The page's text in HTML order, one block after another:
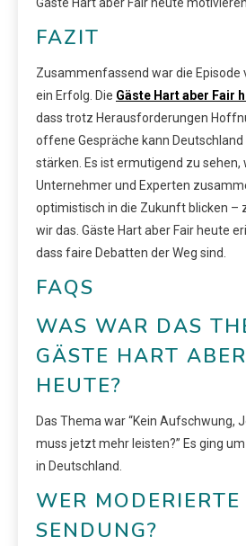
FAZIT
Zusammenfassend war die Episode
ein Erfolg. Die Gäste Hart aber Fair
dass trotz Herausforderungen
offene Gespräche kann
stärken. Es ist ermutigend zu sehen,
Unternehmer und Experten
optimistisch in die Zukunft blicken –
wir das. Gäste Hart aber Fair heute
dass faire Debatten der Weg sind.
FAQS
WAS WAR DAS
GÄSTE HART
HEUTE?
Das Thema war “Kein Aufschwung,
muss jetzt mehr leisten?” Es ging
in Deutschland.
WER
SENDUNG?